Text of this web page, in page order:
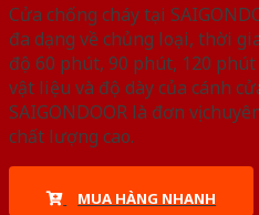
Cửa chống cháy tại
đa dạng về chủng loại, thời
độ 60 phút, 90 phút, 120
vật liệu và độ dày của cánh
SAIGONDOOR là đơn vị
chất lượng cao.
MUA HÀNG NHANH